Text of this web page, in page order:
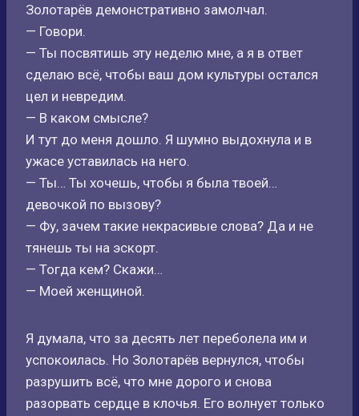
Золотарёв демонстративно замолчал.
— Говори.
— Ты посвятишь эту неделю мне, а я в ответ
сделаю всё, чтобы ваш дом культуры остался
цел и невредим.
— В каком смысле?
И тут до меня дошло. Я шумно выдохнула и в
ужасе уставилась на него.
— Ты… Ты хочешь, чтобы я была твоей…
девочкой по вызову?
— Фу, зачем такие некрасивые слова? Да и не
тянешь ты на эскорт.
— Тогда кем? Скажи…
— Моей женщиной.
Я думала, что за десять лет переболела им и
успокоилась. Но Золотарёв вернулся, чтобы
разрушить всё, что мне дорого и снова
разорвать сердце в клочья. Его волнует только